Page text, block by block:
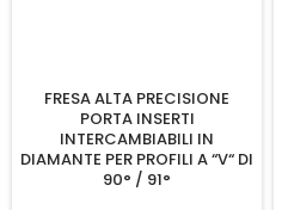
FRESA ALTA PRECISIONE
PORTA INSERTI
INTERCAMBIABILI IN
DIAMANTE PER PROFILI A “V“ DI
90° / 91°